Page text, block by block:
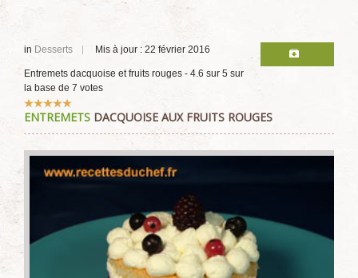
in Desserts Mis à jour : 22 février 2016
Entremets dacquoise et fruits rouges - 4.6 sur 5 sur
la base de 7 votes
Vote
utilisateur:5/5
ENTREMETS DACQUOISE AUX FRUITS ROUGES